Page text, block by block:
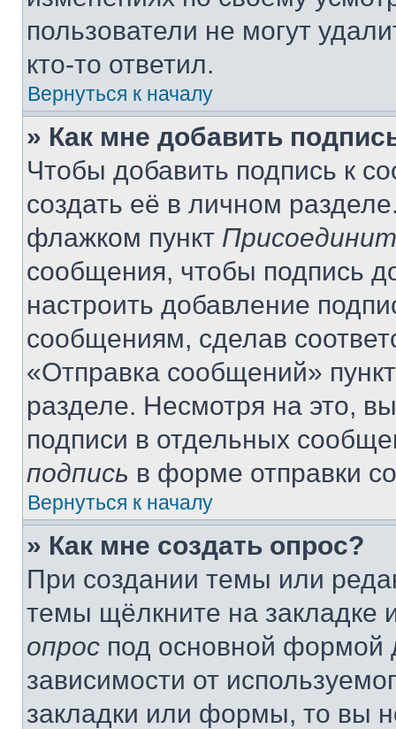
пользователи не могут
кто-то ответил.
Вернуться к началу
» Как мне добавить
Чтобы добавить подпись к
создать её в личном
флажком пункт
сообщения, чтобы подпись
настроить добавление
сообщениям, сделав
«Отправка сообщений»
разделе. Несмотря на это,
подписи в отдельных
подпись в форме отправки
Вернуться к началу
» Как мне создать опрос?
При создании темы или
темы щёлкните на
опрос под основной формой
зависимости от
закладки или формы, то вы